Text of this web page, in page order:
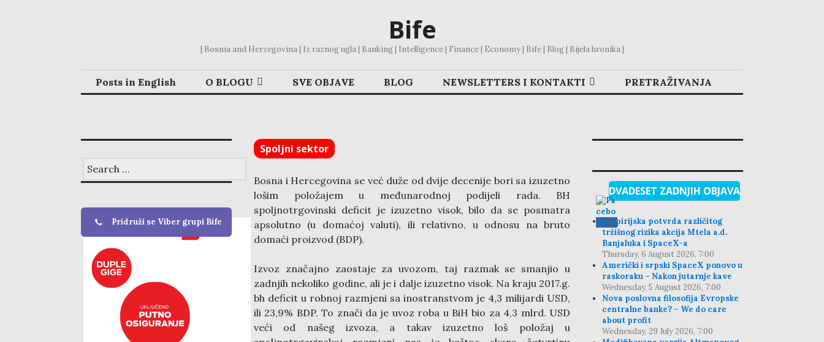
Bife
| Bosnia and Herzegovina | Iz raznog ugla | Banking | Intelligence | Finance | Economy | Bife | Blog | Bijela hronika |
Posts in English O BLOGU SVE OBJAVE BLOG NEWSLETTERS I KONTAKTI PRETRAŽIVANJA
Spoljni sektor
Bosna i Hercegovina se već duže od dvije decenije bori sa izuzetno
lošim položajem u međunarodnoj podijeli rada. BH
spoljnotrgovinski deficit je izuzetno visok, bilo da se posmatra
apsolutno (u domaćoj valuti), ili relativno, u odnosu na bruto
domaći proizvod (BDP).
Izvoz značajno zaostaje za uvozom, taj razmak se smanjio u
zadnjih nekoliko godine, ali je i dalje izuzetno visok. Na kraju 2017.g.
bh deficit u robnoj razmjeni sa inostranstvom je 4,3 milijardi USD,
ili 23,9% BDP. To znači da je uvoz roba u BiH bio za 4,3 mlrd. USD
veći od našeg izvoza, a takav izuzetno loš položaj u
for:
Pridruži se Viber grupi Bife
DVADESET ZADNJIH OBJAVA
Empirijska potvrda različitog
tržišnog rizika akcija Mtela a.d.
Banjaluka i SpaceX-a
Thursday, 6 August 2026, 7:00
Američki i srpski SpaceX ponovo u
raskoraku – Nakon jutarnje kave
Wednesday, 5 August 2026, 7:00
Nova poslovna filosofija Evropske
centralne banke? – We do care
about profit
Wednesday, 29 July 2026, 7:00